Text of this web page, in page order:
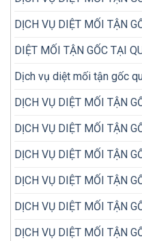
DỊCH VỤ DIỆT MỐI TẬN
DIỆT MỐI TẬN GỐC TẠI
Dịch vụ diệt mối tận gốc
DỊCH VỤ DIỆT MỐI TẬN
DỊCH VỤ DIỆT MỐI TẬN
DỊCH VỤ DIỆT MỐI TẬN
DỊCH VỤ DIỆT MỐI TẬN
DỊCH VỤ DIỆT MỐI TẬN
DỊCH VỤ DIỆT MỐI TẬN